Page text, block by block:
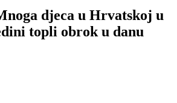
djeca u Hrvatskoj u
topli obrok u danu